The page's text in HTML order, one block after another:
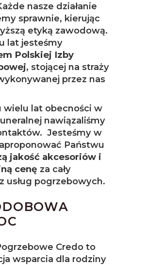
nasze działanie
sprawnie, kierując
etyką zawodową.
lat jesteśmy
Polskiej Izby
, stojącej na straży
przez nas
wielu lat obecności w
nawiązaliśmy
Jesteśmy w
Państwu
jakość akcesoriów i
cenę za cały
usług pogrzebowych.
Credo to
wsparcia dla rodziny